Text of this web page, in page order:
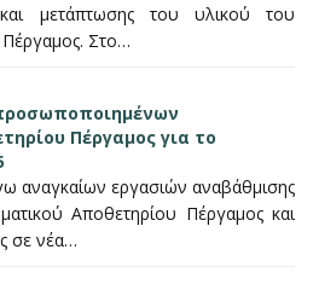
μετάπτωσης του υλικού του
Πέργαμος. Στο…
Πέργαμος για το
αναγκαίων εργασιών αναβάθμισης
Αποθετηρίου Πέργαμος και
σε νέα…